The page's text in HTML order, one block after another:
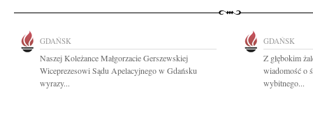
GDAŃSK
Naszej Koleżance Małgorzacie Gerszewskiej
Wiceprezesowi Sądu Apelacyjnego w Gdańsku
wyrazy...
GDAŃSK
Z głębokim
wiadomość o
wybitnego...